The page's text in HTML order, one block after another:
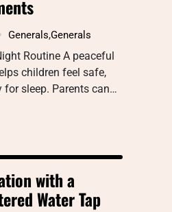
Generals,Generals
Routine A peaceful
children feel safe,
for sleep. Parents can…
with a
Water Tap